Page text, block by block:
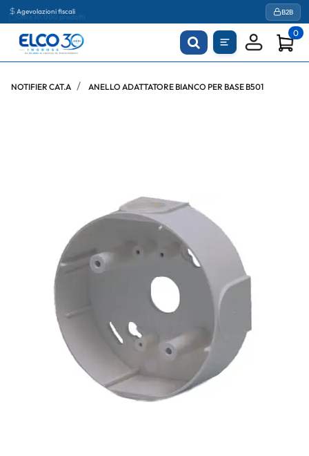
Agevolazioni fiscali B2B
0
NOTIFIER CAT.A ANELLO ADATTATORE BIANCO PER BASE B501